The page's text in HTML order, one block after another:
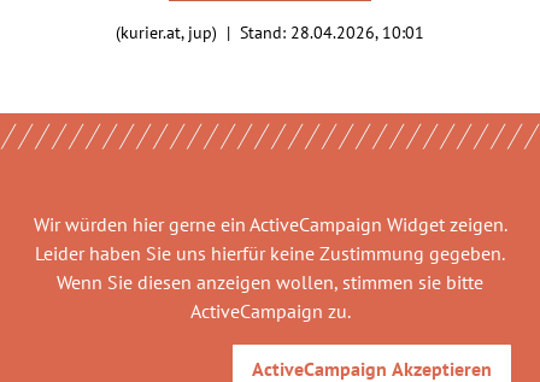
(kurier.at, jup) | Stand: 28.04.2026, 10:01
Wir würden hier gerne ein ActiveCampaign Widgetzeigen.
Leider haben Sie uns hierfür keine Zustimmung gegeben.
Wenn Sie diesen anzeigen wollen, stimmen sie bitte
ActiveCampaign zu.
ActiveCampaign Akzeptieren